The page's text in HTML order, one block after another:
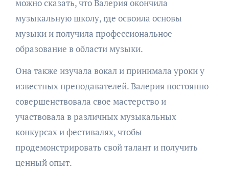
можно сказать, что Валерия окончила
музыкальную школу, где освоила основы
музыки и получила профессиональное
образование в области музыки.
Она также изучала вокал и принимала уроки у
известных преподавателей. Валерия постоянно
совершенствовала свое мастерство и
участвовала в различных музыкальных
конкурсах и фестивалях, чтобы
продемонстрировать свой талант и получить
ценный опыт.